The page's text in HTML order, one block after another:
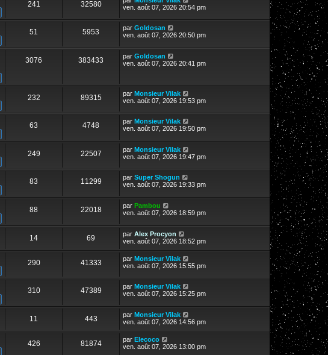
241 32580
ven. août 07, 2026 20:54 pm
51 5953 par Goldosan
ven. août 07, 2026 20:50 pm
3076 383433 par Goldosan
ven. août 07, 2026 20:41 pm
232 89315 par Monsieur Vilak
ven. août 07, 2026 19:53 pm
63 4748 par Monsieur Vilak
ven. août 07, 2026 19:50 pm
249 22507 par Monsieur Vilak
ven. août 07, 2026 19:47 pm
83 11299 par Super Shogun
ven. août 07, 2026 19:33 pm
88 22018 par Pambou
ven. août 07, 2026 18:59 pm
14 69 par Alex Procyon
ven. août 07, 2026 18:52 pm
290 41333 par Monsieur Vilak
ven. août 07, 2026 15:55 pm
310 47389 par Monsieur Vilak
ven. août 07, 2026 15:25 pm
11 443 par Monsieur Vilak
ven. août 07, 2026 14:56 pm
426 81874 par Elecoco
ven. août 07, 2026 13:00 pm